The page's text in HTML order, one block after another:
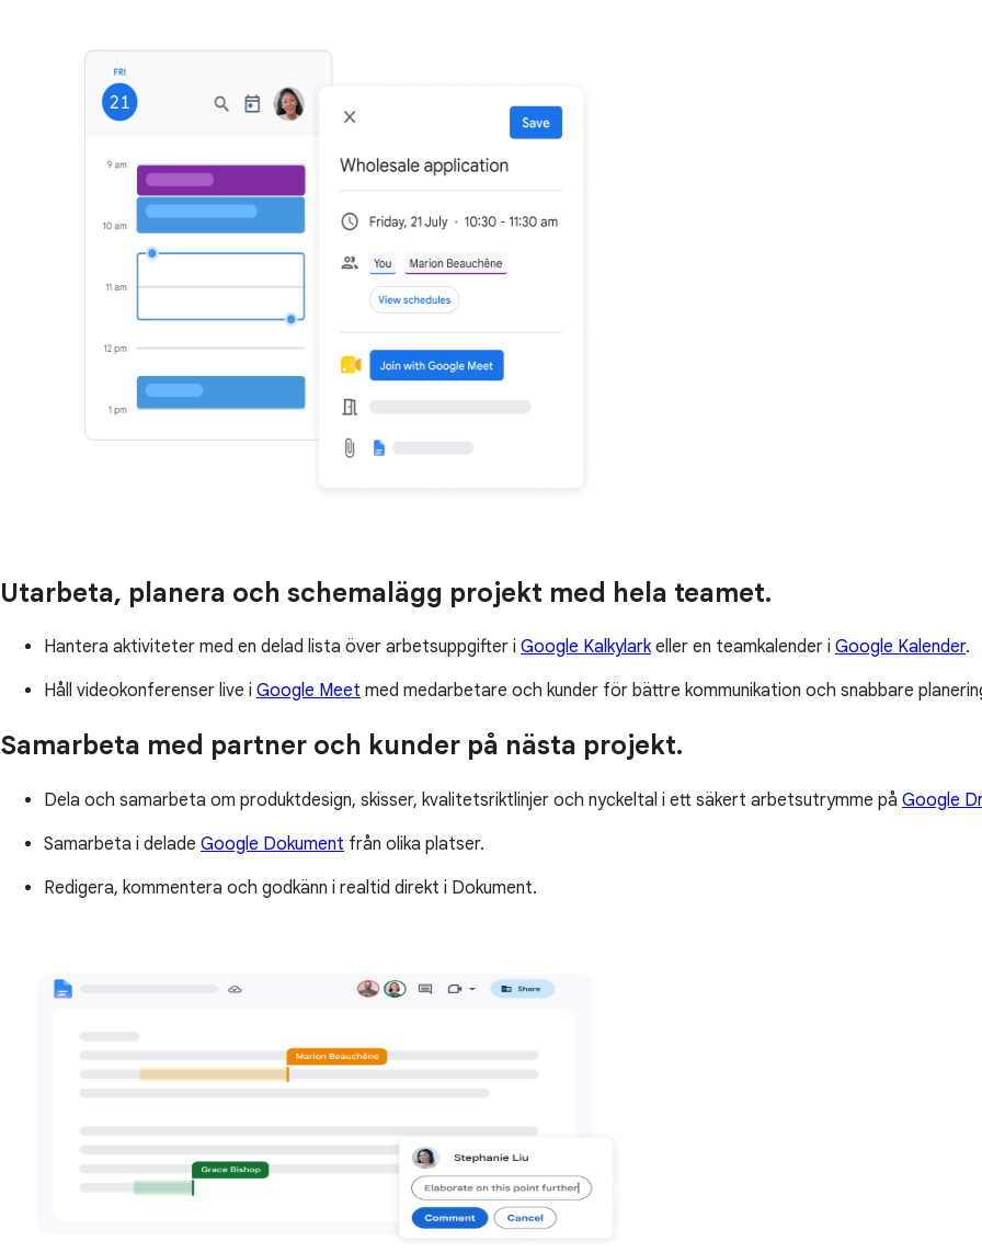
Utarbeta, planera och schemalägg projekt med hela teamet.
Hantera aktiviteter med en delad lista över arbetsuppgifter i Google Kalkylarkeller en teamkalender i Google Kalender.
Håll videokonferenser live i Google Meet med medarbetare och kunder för bättre kommunikation och snabbare
Samarbeta med partner och kunder på nästa projekt.
Dela och samarbeta om produktdesign, skisser, kvalitetsriktlinjer och nyckeltal i ett säkert arbetsutrymme på Google
Samarbeta i delade Google Dokument från olika platser.
Redigera, kommentera och godkänn i realtid direkt i Dokument.